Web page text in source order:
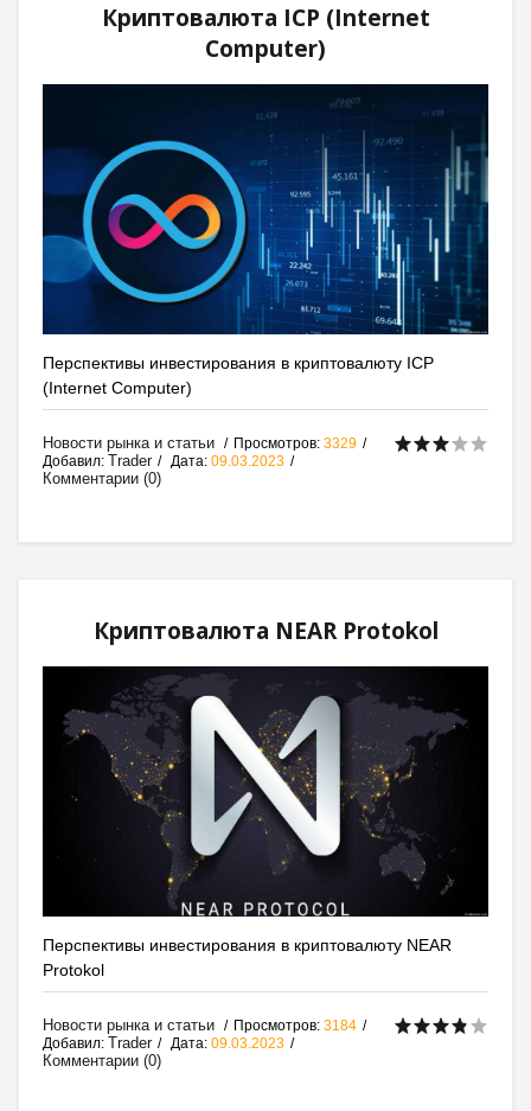
Криптовалюта ICP (Internet
Computer)
Перспективы инвестирования в криптовалюту ICP
(Internet Computer)
Новости рынка и статьи Просмотров: 3329
Добавил: Trader Дата: 09.03.2023
Комментарии (0)
Криптовалюта NEAR Protokol
Перспективы инвестирования в криптовалюту NEAR
Protokol
Новости рынка и статьи Просмотров: 3184
Добавил: Trader Дата: 09.03.2023
Комментарии (0)